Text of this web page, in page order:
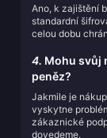
Ano, k zajištění
standardní
celou dobu
4. Mohu svůj
peněz?
Jakmile je
vyskytne
zákaznické
dovedeme.